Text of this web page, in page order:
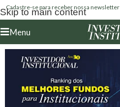
Skip to main content
Cadastre-se para receber nossa newsletter
Menu